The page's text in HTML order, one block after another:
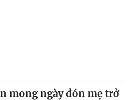
mong ngày đón mẹ trở